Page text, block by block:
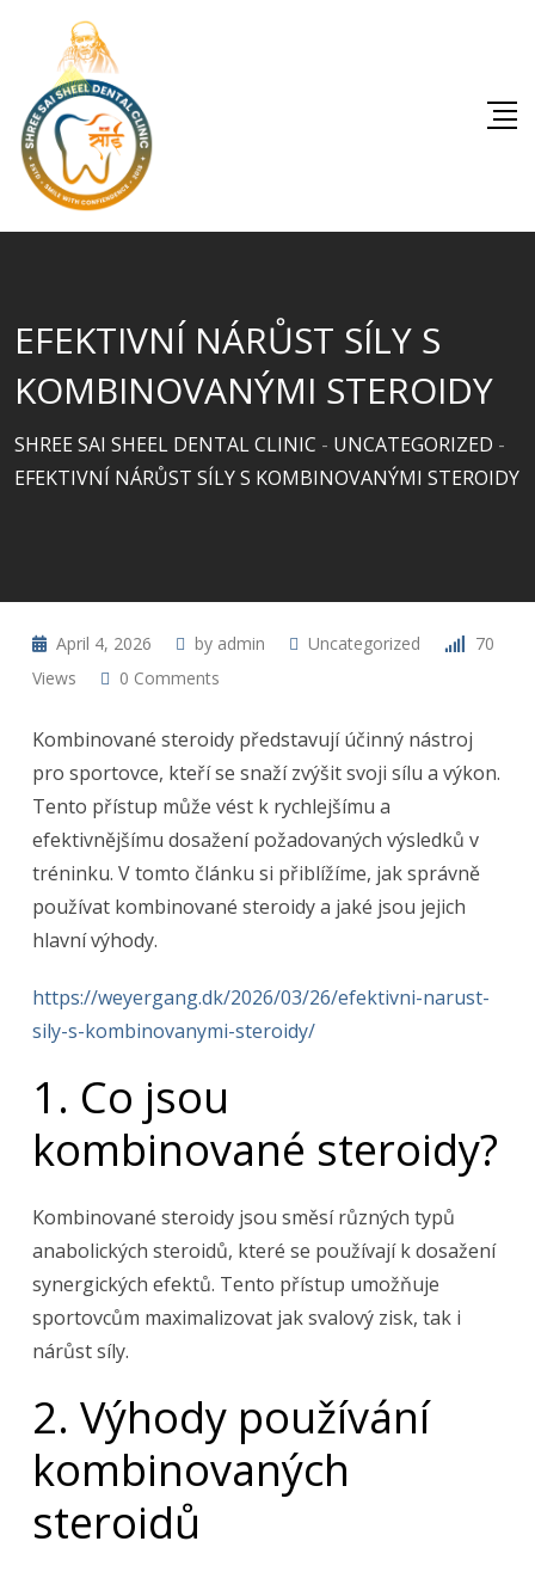
content
EFEKTIVNÍ NÁRŮST SÍLY S
KOMBINOVANÝMI STEROIDY
SHREE SAI SHEEL DENTAL CLINIC - UNCATEGORIZED -
EFEKTIVNÍ NÁRŮST SÍLY S KOMBINOVANÝMI STEROIDY
April 4, 2026 by admin Uncategorized
70
Views
0 Comments
Kombinované steroidy představují účinný nástroj
pro sportovce, kteří se snaží zvýšit svoji sílu a výkon.
Tento přístup může vést k rychlejšímu a
efektivnějšímu dosažení požadovaných výsledků v
tréninku. V tomto článku si přiblížíme, jak správně
používat kombinované steroidy a jaké jsou jejich
hlavní výhody.
https://weyergang.dk/2026/03/26/efektivni-narust-
sily-s-kombinovanymi-steroidy/
1. Co jsou
kombinované steroidy?
Kombinované steroidy jsou směsí různých typů
anabolických steroidů, které se používají k dosažení
synergických efektů. Tento přístup umožňuje
sportovcům maximalizovat jak svalový zisk, tak i
nárůst síly.
2. Výhody používání
kombinovaných
steroidů